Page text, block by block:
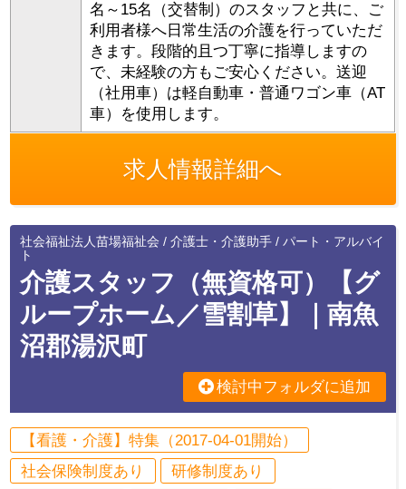
名～15名（交替制）のスタッフと共に、ご
利用者様へ日常生活の介護を行っていただ
きます。段階的且つ丁寧に指導しますの
で、未経験の方もご安心ください。送迎
（社用車）は軽自動車・普通ワゴン車（AT
車）を使用します。
求人情報詳細へ
社会福祉法人苗場福祉会 / 介護士・介護助手 / パート・アルバイ
ト
介護スタッフ（無資格可）【グ
ループホーム／雪割草】｜南魚
沼郡湯沢町
検討中フォルダに追加
【看護・介護】特集（2017-04-01開始）
社会保険制度あり
研修制度あり